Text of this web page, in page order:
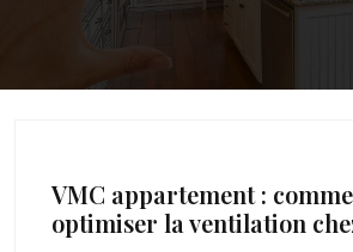
VMC appartement :
optimiser la ventilation